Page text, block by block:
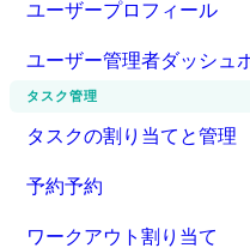
ユーザープロフィール
ユーザー管理者ダッシュ
タスク管理
タスクの割り当てと管理
予約予約
ワークアウト割り当て